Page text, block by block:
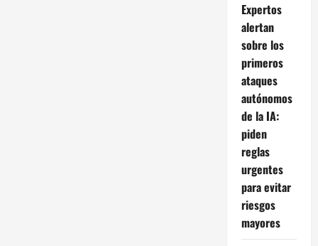
Expertos
alertan
sobre los
primeros
ataques
autónomos
de la IA:
piden
reglas
urgentes
para evitar
riesgos
mayores